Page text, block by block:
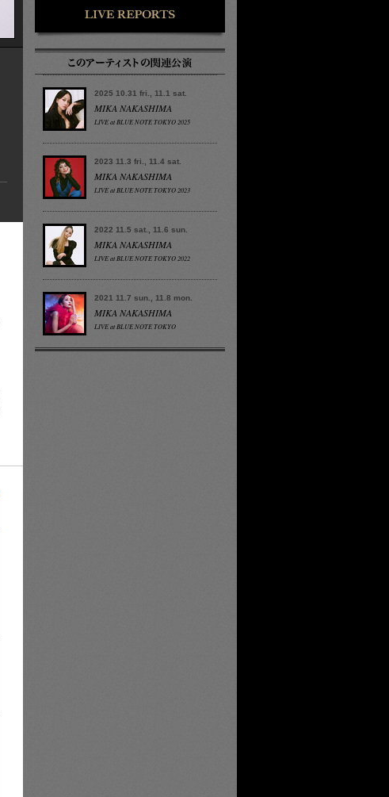
2025 10.31 fri., 11.1 sat.
MIKA NAKASHIMA
LIVE at BLUE NOTE TOKYO 2025
2023 11.3 fri., 11.4 sat.
MIKA NAKASHIMA
LIVE at BLUE NOTE TOKYO 2023
2022 11.5 sat., 11.6 sun.
MIKA NAKASHIMA
LIVE at BLUE NOTE TOKYO 2022
2021 11.7 sun., 11.8 mon.
MIKA NAKASHIMA
LIVE at BLUE NOTE TOKYO